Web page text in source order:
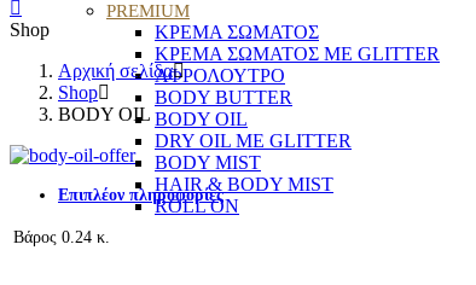
PREMIUM
ΚΡΕΜΑ ΣΩΜΑΤΟΣ
ΚΡΕΜΑ ΣΩΜΑΤΟΣ ΜΕ GLITTER
ΑΦΡΟΛΟΥΤΡΟ
BODY BUTTER
BODY OIL
DRY OIL ΜΕ GLITTER
BODY MIST
HAIR & BODY MIST
ROLL ON
Shop
Αρχική σελίδα
Shop
BODY OIL
Επιπλέον πληροφορίες
Βάρος 0.24 κ.